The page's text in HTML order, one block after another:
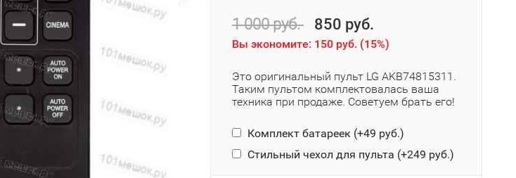
1 000 руб. 850 руб.
Вы экономите: 150 руб. (15%)
Это оригинальный пульт LG AKB74815311.
Таким пультом комплектовалась ваша
техника при продаже. Советуем брать его!
Комплект батареек (+49 руб.)
Стильный чехол для пульта (+249 руб.)